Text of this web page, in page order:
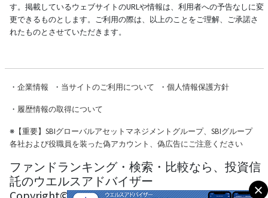
す。掲載しているウェブサイトのURLや情報は、利用者への予告なしに変
更できるものとします。ご利用の際は、以上のことをご理解、ご承諾さ
れたものとさせていただきます。
・ 企業情報 ・ 当サイトのご利用について ・ 個人情報保護方針
・ 履歴情報の取得について
※【重要】SBIグローバルアセットマネジメントグループ、SBIグループ
各社および役職員を装った偽アカウント、偽広告にご注意ください
ファンドランキング・検索・比較なら、投資信
託のウエルスアドバイザー